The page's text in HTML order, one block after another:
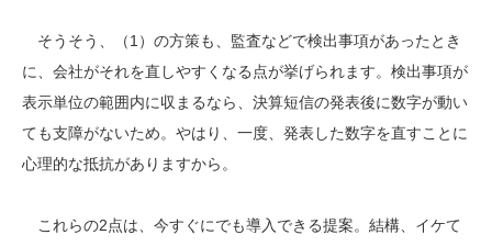
そうそう、（1）の方策も、監査などで検出事項があったとき
に、会社がそれを直しやすくなる点が挙げられます。検出事項が
表示単位の範囲内に収まるなら、決算短信の発表後に数字が動い
ても支障がないため。やはり、一度、発表した数字を直すことに
心理的な抵抗がありますから。
これらの2点は、今すぐにでも導入できる提案。結構、イケて